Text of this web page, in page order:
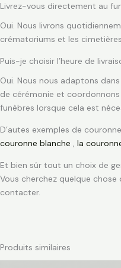
Livrez-vous directement au
Oui. Nous livrons
crématoriums et les
Puis-je choisir l’heure de
Oui. Nous nous adaptons
de cérémonie et
funèbres lorsque cela est
D’autes exemples de
couronne blanche , la
Et bien sûr tout un choix de
Vous cherchez quelque chose
contacter.
Produits similaires